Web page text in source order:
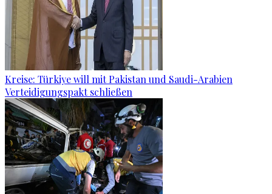
Kreise: Türkiye will mit Pakistan und Saudi-Arabien
Verteidigungspakt schließen